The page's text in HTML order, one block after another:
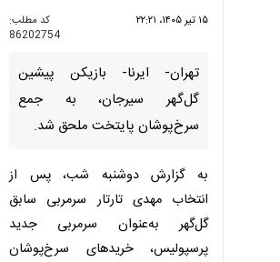
۱۵ تیر ۱۴۰۵، ۲۲:۲۱
کد مطلب:
86202754
تهران- ایرنا- بازیکن پیشین
گل‌گهر سیرجان، به جمع
سرخ‌پوشان پایتخت ملحق شد.
به گزارش دوشنبه شب، پس از
انتخاب مهدی تارتار سرمربی سابق
گل‌گهر به‌عنوان سرمربی جدید
پرسپولیس، خریدهای سرخ‌پوشان